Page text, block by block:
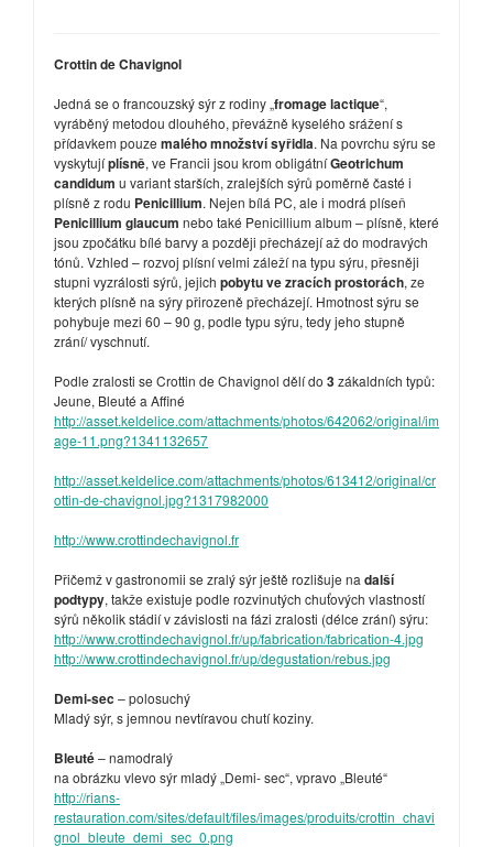
Crottin de Chavignol
Jedná se o francouzský sýr z rodiny „fromage lactique“,
vyráběný metodou dlouhého, převážně kyselého srážení s
přídavkem pouze malého množství syřidla. Na povrchu sýru se
vyskytujíplísně, ve Francii jsou krom obligátníGeotrichum
candidum u variant starších, zralejších sýrů poměrně časté i
plísně z rodu Penicillium. Nejen bílá PC, ale i modrá plíseň
Penicillium glaucum nebo také Penicillium album – plísně, které
jsou zpočátku bílé barvy a později přecházejí až do modravých
tónů. Vzhled – rozvoj plísní velmi záleží na typu sýru, přesněji
stupni vyzrálosti sýrů, jejich pobytu ve zracích prostorách, ze
kterých plísně na sýry přirozeně přecházejí. Hmotnost sýru se
pohybuje mezi 60 – 90 g, podle typu sýru, tedy jeho stupně
zrání/ vyschnutí.
Podle zralosti se Crottin de Chavignol dělí do 3zákaldních typů:
Jeune, Bleuté a Affiné
http://asset.keldelice.com/attachments/photos/642062/original/im
age-11.png?1341132657
http://asset.keldelice.com/attachments/photos/613412/original/cr
ottin-de-chavignol.jpg?1317982000
http://www.crottindechavignol.fr
Přičemž v gastronomii se zralý sýr ještě rozlišuje na další
podtypy, takže existuje podle rozvinutých chuťových vlastností
sýrů několik stádií v závislosti na fázi zralosti (délce zrání) sýru:
http://www.crottindechavignol.fr/up/fabrication/fabrication-4.jpg
http://www.crottindechavignol.fr/up/degustation/rebus.jpg
Demi-sec – polosuchý
Mladý sýr, s jemnou nevtíravou chutí koziny.
Bleuté– namodralý
na obrázku vlevo sýr mladý „Demi- sec“, vpravo „Bleuté“
http://rians-
restauration.com/sites/default/files/images/produits/crottin_chavi
gnol_bleute_demi_sec_0.png